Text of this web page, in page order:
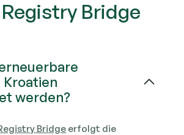
Bridge
Kroatien
werden?
Bridge erfolgt die